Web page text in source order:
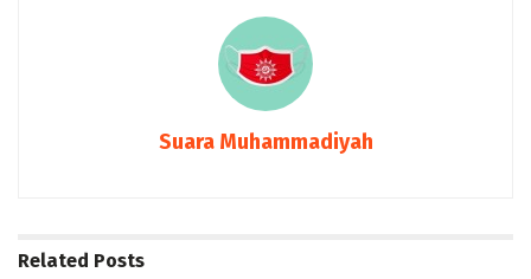
Suara Muhammadiyah
Related Posts